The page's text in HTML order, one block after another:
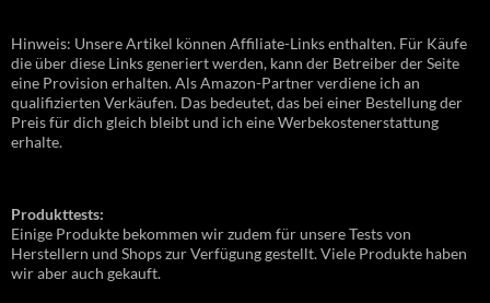
Hinweis: Unsere Artikel können Affiliate-Links enthalten. Für Käufe
die über diese Links generiert werden, kann der Betreiber der Seite
eine Provision erhalten. Als Amazon-Partner verdiene ich an
qualifizierten Verkäufen. Das bedeutet, das bei einer Bestellung der
Preis für dich gleich bleibt und ich eine Werbekostenerstattung
erhalte.
Produkttests:
Einige Produkte bekommen wir zudem für unsere Tests von
Herstellern und Shops zur Verfügung gestellt. Viele Produkte haben
wir aber auch gekauft.